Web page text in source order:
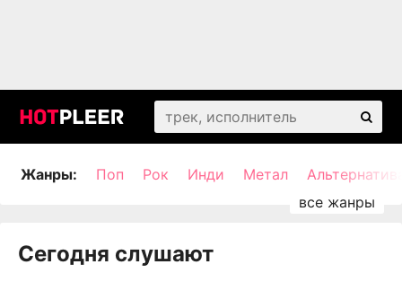
Жанры: Поп Рок Инди Метал
Сегодня слушают